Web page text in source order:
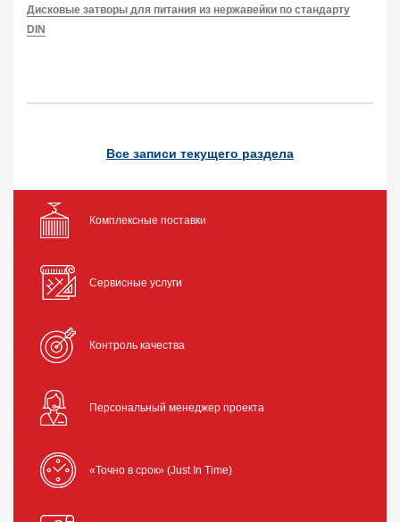
Дисковые затворы для питания из нержавейки по стандарту
DIN
Все записи текущего раздела
Комплексные поставки
Сервисные услуги
Контроль качества
Персональный менеджер проекта
«Точно в срок» (Just In Time)